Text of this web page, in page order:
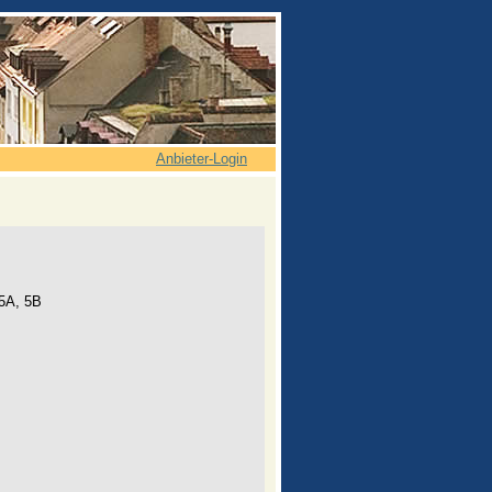
Anbieter-Login
5B